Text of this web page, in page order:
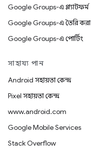
Google Groups-এ প্ল্যাটফর্ম
Google Groups-এ তৈরি করা
Google Groups-এ পোর্টিং
সাহায্য পান
Android সহায়তা কেন্দ্র
Pixel সহায়তা কেন্দ্র
www.android.com
Google Mobile Services
Stack Overflow